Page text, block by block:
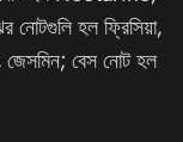
হল ফ্রিসিয়া,
জেসমিন; বেস নোট হল